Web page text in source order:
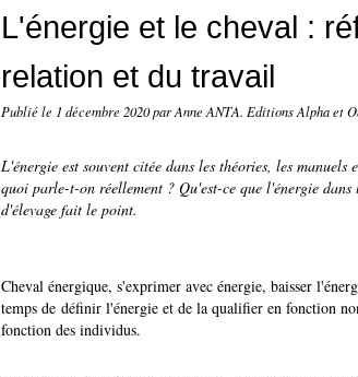
L'énergie et le cheval :
relation et du travail
Publié le 1 décembre 2020par Anne ANTA. Editions Alpha et
L'énergie est souvent citée dans les théories, les
quoi parle-t-on réellement ? Qu'est-ce que l'énergie
d'élevage fait le point.
Cheval énergique, s'exprimer avec énergie, baisser
temps de définir l'énergie et de la qualifier en fonction
fonction des individus.